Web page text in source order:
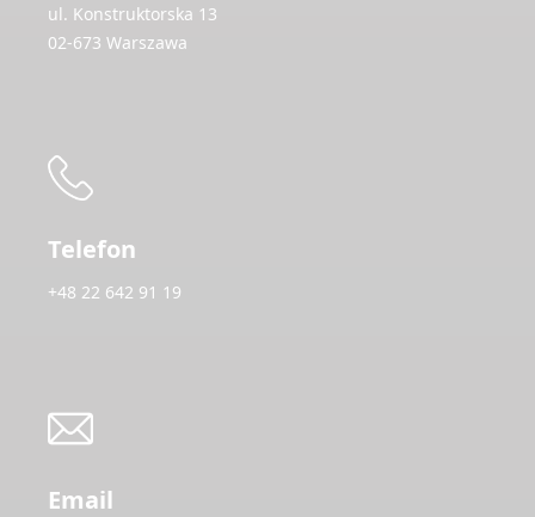
ul. Konstruktorska 13
02-673 Warszawa
Telefon
+48 22 642 91 19
Email